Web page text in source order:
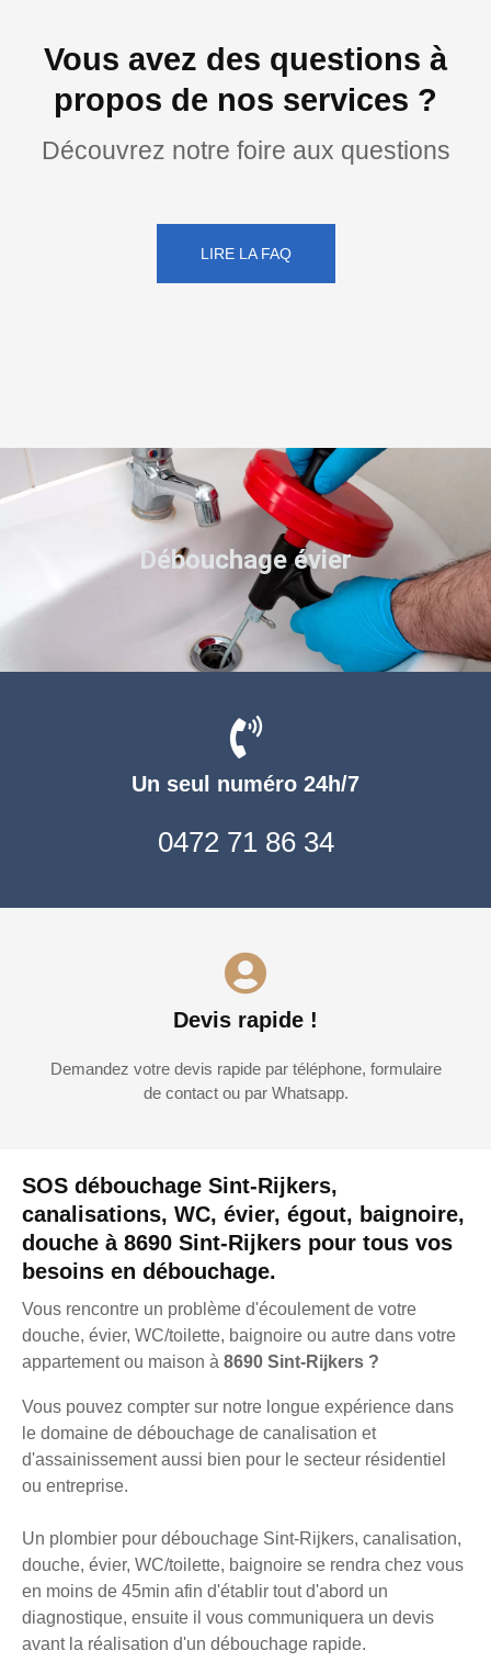
Vous avez des questions à
propos de nos services ?
Découvrez notre foire aux questions
LIRE LA FAQ
SOS débouchage Sint-Rijkers,
canalisations, WC, évier, égout, baignoire,
douche à 8690 Sint-Rijkers pour tous vos
besoins en débouchage.
Vous rencontre un problème d'écoulement de votre
douche, évier, WC/toilette, baignoire ou autre dans votre
appartement ou maison à 8690 Sint-Rijkers ?
Vous pouvez compter sur notre longue expérience dans
le domaine de débouchage de canalisation et
d'assainissement aussi bien pour le secteur résidentiel
ou entreprise.
Un plombier pour débouchage Sint-Rijkers, canalisation,
douche, évier, WC/toilette, baignoire se rendra chez vous
en moins de 45min afin d'établir tout d'abord un
diagnostique, ensuite il vous communiquera un devis
avant la réalisation d'un débouchage rapide.
Un seul numéro 24h/7
0472 71 86 34
Devis rapide !
Demandez votre devis rapide par téléphone, formulaire
de contact ou par Whatsapp.
Débouchage évier